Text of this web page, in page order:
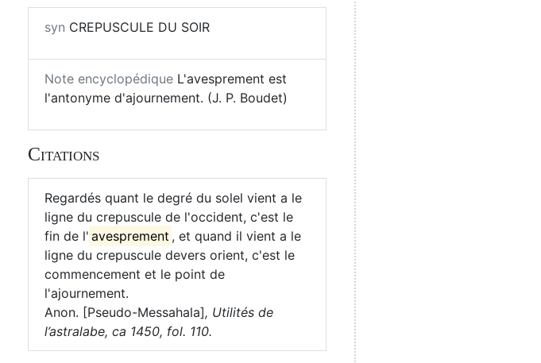
syn CREPUSCULE DU SOIR
Note encyclopédique L'avesprement est
l'antonyme d'ajournement. (J. P. Boudet)
Citations
Regardés quant le degré du solel vient a le
ligne du crepuscule de l'occident, c'est le
fin de l' avesprement , et quand il vient a le
ligne du crepuscule devers orient, c'est le
commencement et le point de
l'ajournement.
Anon. [Pseudo-Messahala], Utilités de
l’astralabe, ca 1450, fol. 110.